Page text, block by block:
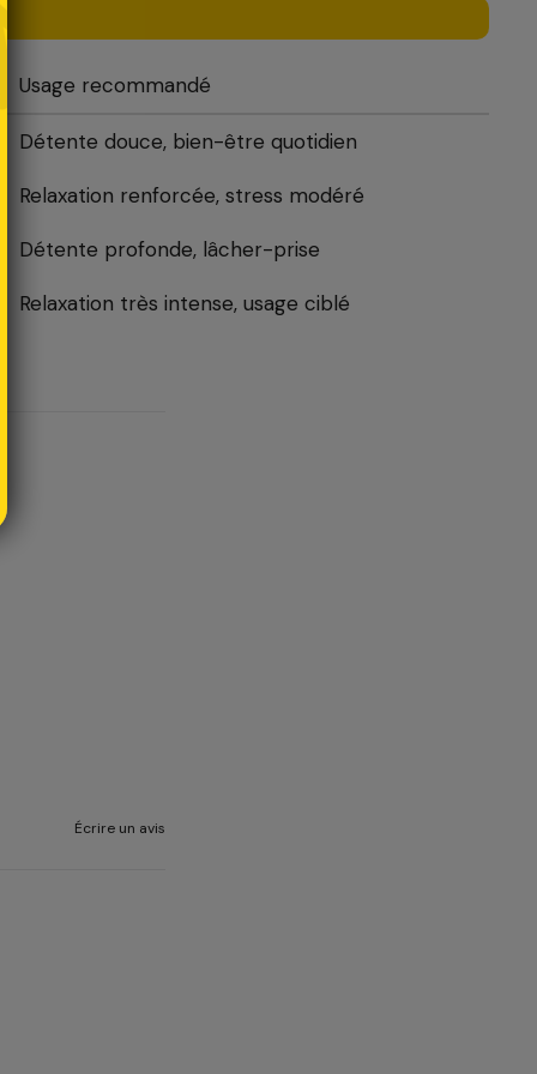
Usage recommandé
Détente douce, bien-être quotidien
Relaxation renforcée, stress modéré
Détente profonde, lâcher-prise
Relaxation très intense, usage ciblé
Écrire un avis